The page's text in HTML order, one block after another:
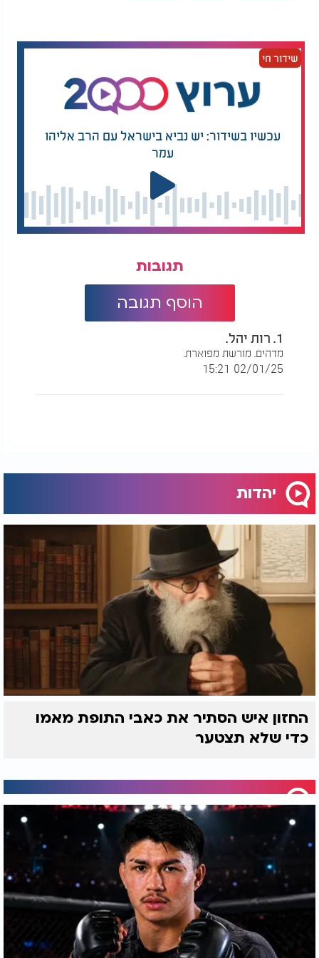
החנוכייה תוצג בקרוב בתערוכה מיוחדת, אבל הסיפור
שלה רחוק מלהסתיים. החוקרים עדיין מנסים לפענח את
ההקשר שבו היא נמצאה - אולי בית כנסת, אולי בית
משפחה. בינתיים, היא מזכירה לנו שגם בחיים
המודרניים, יש משהו קסום בלחזור אחורה ולגלות איך
שידור חי
עכשיו בשידור: יש נביא בישראל עם הרב אליהו
עמר
תגובות
הוסף תגובה
1. רות יהל.
מדהים. מורשת מפוארת.
02/01/25 15:21
יהדות
החזון איש הסתיר את כאבי התופת מאמו
כדי שלא תצטער